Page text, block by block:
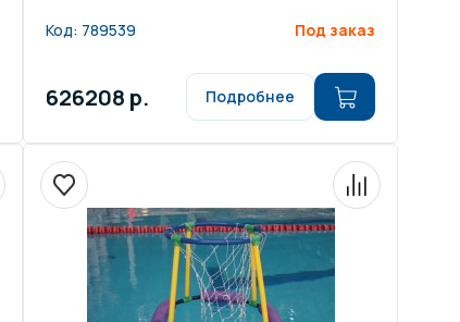
Код: 789539 Под заказ
626208 р. Подробнее